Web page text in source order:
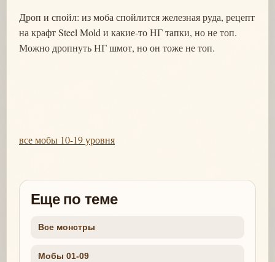
Дроп и спойл: из моба спойлится железная руда, рецепт
на крафт Steel Mold и какие-то НГ тапки, но не топ.
Можно дропнуть НГ шмот, но он тоже не топ.
все мобы 10-19 уровня
Еще по теме
Все монстры
Мобы 01-09